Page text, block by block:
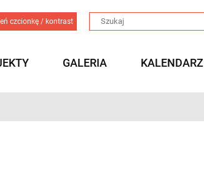
czcionkę / kontrast
GALERIA KALENDARZ